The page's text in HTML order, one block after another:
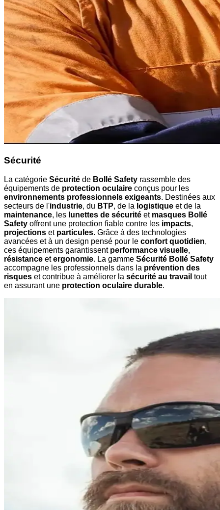
Sécurité
La catégorie Sécurité de Bollé Safety rassemble des
équipements de protection oculaire conçus pour les
environnements professionnels exigeants. Destinées aux
secteurs de l'industrie, du BTP, de la logistique et de la
maintenance, les lunettes de sécurité et masques Bollé
Safety offrent une protection fiable contre les impacts,
projections et particules. Grâce à des technologies
avancées et à un design pensé pour le confort quotidien,
ces équipements garantissent performance visuelle,
résistance etergonomie. La gamme Sécurité Bollé Safety
accompagne les professionnels dans la prévention des
risques et contribue à améliorer la sécurité au travail tout
en assurant une protection oculaire durable.